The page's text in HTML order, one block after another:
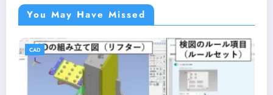
You May Have Missed
CAD